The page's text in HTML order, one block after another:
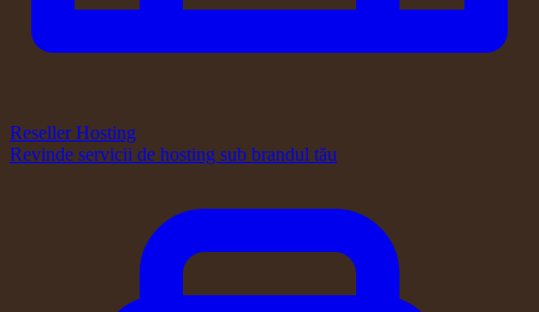
Reseller Hosting
Revinde servicii de hosting sub brandul tău